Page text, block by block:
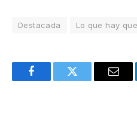
Destacada Lo que hay
FacebookTwitter